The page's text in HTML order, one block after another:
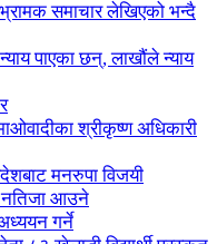
समाचार लेखिएको भन्दै
पाएका छन्, लाखौंले न्याय
माओवादीका श्रीकृष्ण अधिकारी
मनरुपा विजयी
नतिजा आउने
गर्ने